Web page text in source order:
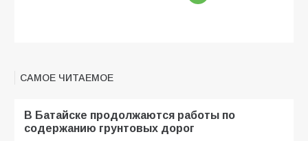
САМОЕ ЧИТАЕМОЕ
В Батайске продолжаются работы по
содержанию грунтовых дорог